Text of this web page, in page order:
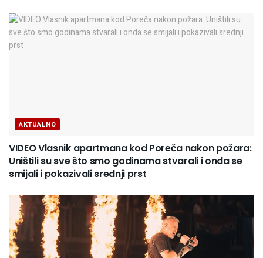
AKTUALNO
VIDEO Vlasnik apartmana kod Poreča nakon požara:
Uništili su sve što smo godinama stvarali i onda se
smijali i pokazivali srednji prst